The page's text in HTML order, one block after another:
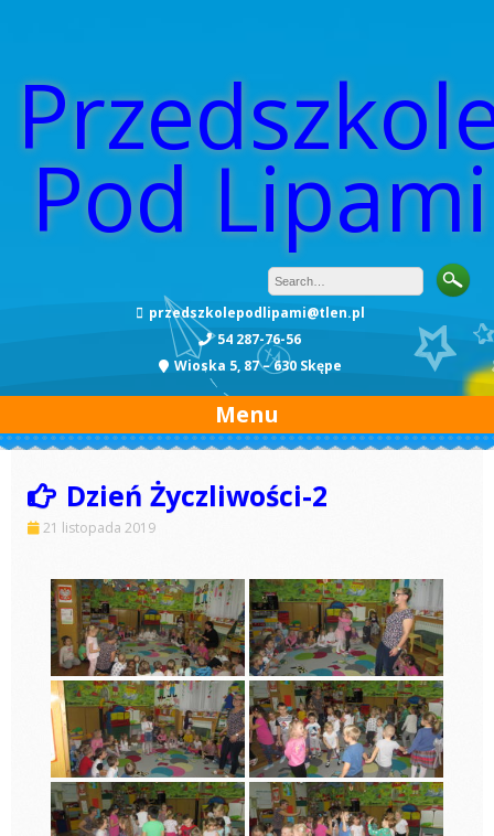
Pod Lipami
przedszkolepodlipami@tlen.pl
54 287-76-56
Wioska 5, 87 – 630 Skępe
Menu
Dzień Życzliwości-2
21 listopada 2019